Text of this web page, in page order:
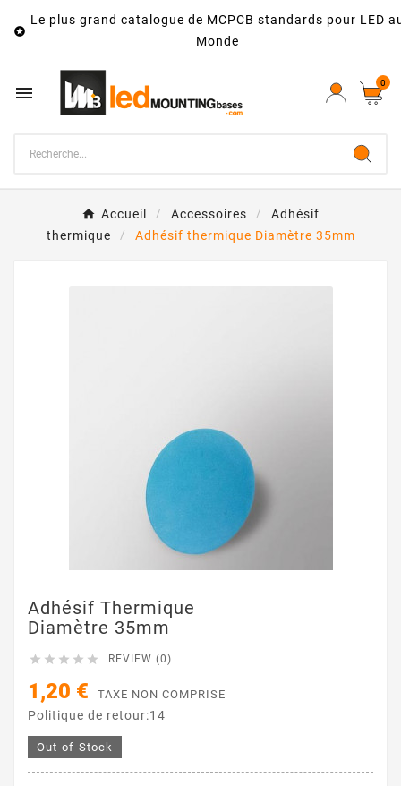

Le plus grand catalogue de MCPCB standards pour LED
Monde
 0
Accueil Accessoires
Adhésif
thermique
Adhésif thermique Diamètre 35mm
Adhésif Thermique
Diamètre 35mm
     REVIEW (0)
1,20 € TAXE NON COMPRISE
Politique de retour:14
Out-of-Stock